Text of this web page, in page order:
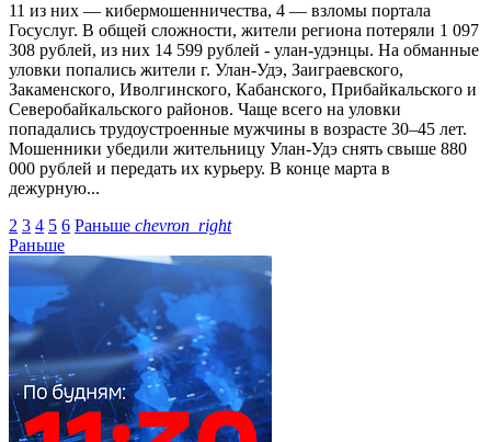
11 из них — кибермошенничества, 4 — взломы портала
Госуслуг. В общей сложности, жители региона потеряли 1 097
308 рублей, из них 14 599 рублей - улан-удэнцы. На обманные
уловки попались жители г. Улан-Удэ, Заиграевского,
Закаменского, Иволгинского, Кабанского, Прибайкальского и
Северобайкальского районов. Чаще всего на уловки
попадались трудоустроенные мужчины в возрасте 30–45 лет.
Мошенники убедили жительницу Улан-Удэ снять свыше 880
000 рублей и передать их курьеру. В конце марта в
дежурную...
2 3 4 5 6 Раньше chevron_right
Раньше